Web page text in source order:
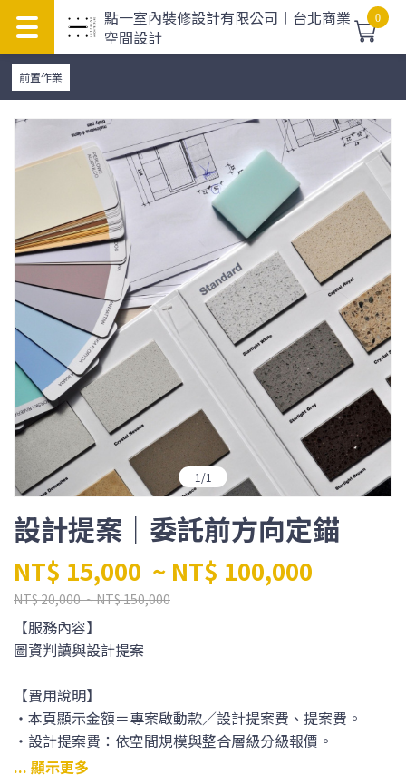
點一室內裝修設計有限公司︱台北商業
空間設計
0
前置作業
1 /1
設計提案｜委託前方向定錨
NT$ 15,000 ~ NT$ 100,000
NT$ 20,000~ NT$ 150,000
【服務內容】
圖資判讀與設計提案
【費用說明】
・本頁顯示金額＝專案啟動款／設計提案費、提案費。
・設計提案費：依空間規模與整合層級分級報價。
・二週決策緩衝期：簽約得全額折抵，未簽約則交付結案。